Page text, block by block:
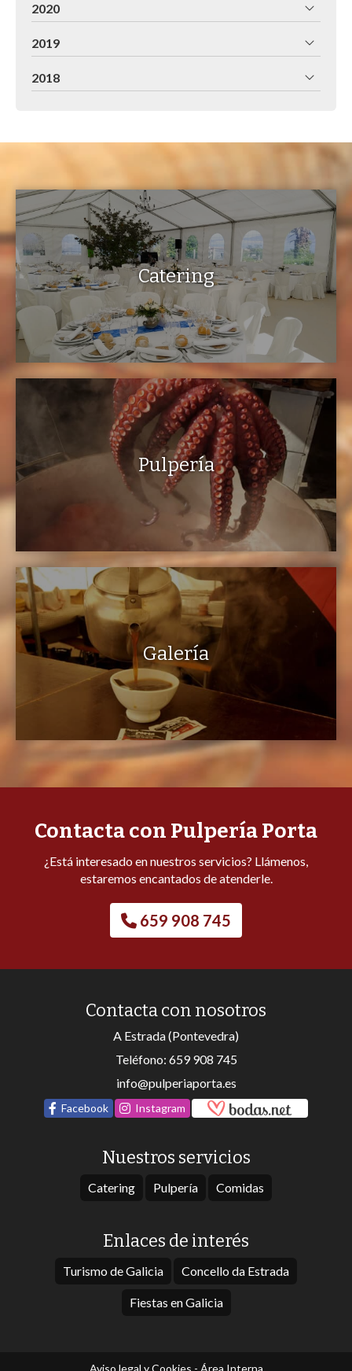
2020
2019
2018
Catering
Pulpería
Galería
Contacta con Pulpería Porta
¿Está interesado en nuestros servicios? Llámenos,
estaremos encantados de atenderle.
659 908 745
Enlaces de interés
Turismo de Galicia Concello da Estrada
Fiestas en Galicia
Nuestros servicios
Catering Pulpería Comidas
Contacta con nosotros
A Estrada (Pontevedra)
Teléfono: 659 908 745
info@pulperiaporta.es
Facebook Instagram